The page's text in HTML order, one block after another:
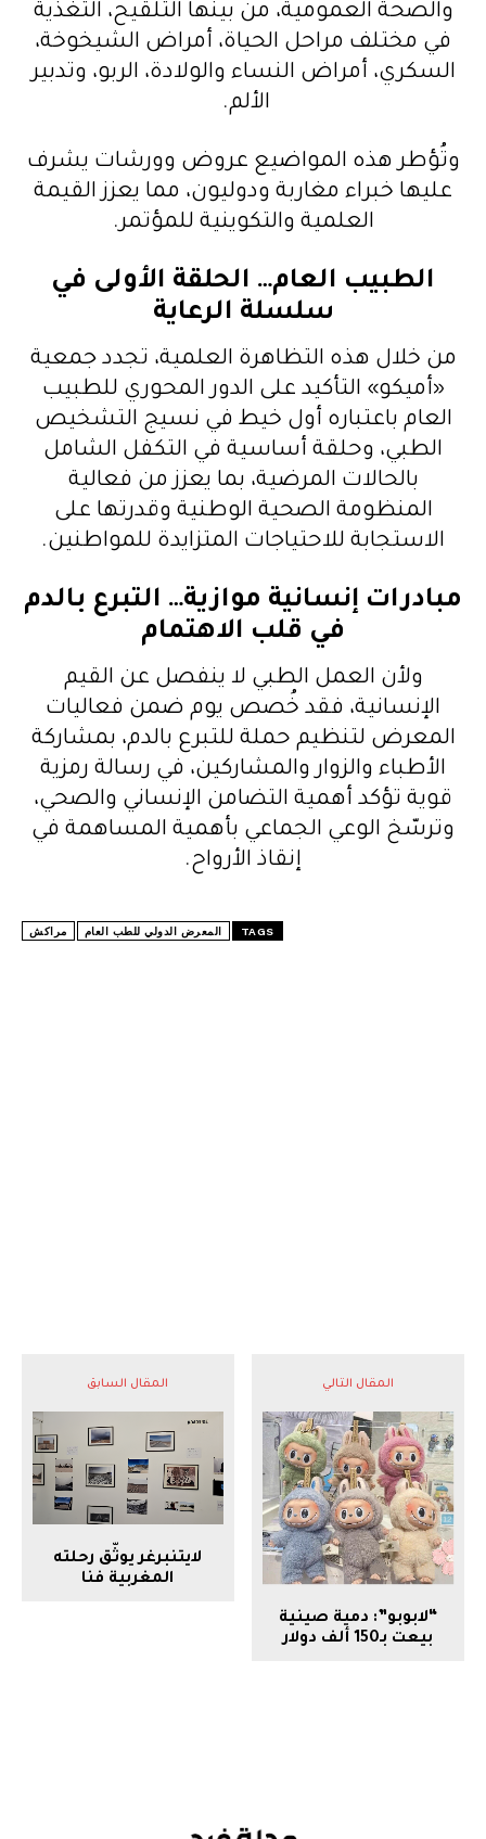
والصحة العمومية، من بينها التلقيح، التغذية
في مختلف مراحل الحياة، أمراض الشيخوخة،
السكري، أمراض النساء والولادة، الربو، وتدبير
الألم.
وتُؤطر هذه المواضيع عروض وورشات يشرف
عليها خبراء مغاربة ودوليون، مما يعزز القيمة
العلمية والتكوينية للمؤتمر.
الطبيب العام… الحلقة الأولى في
سلسلة الرعاية
من خلال هذه التظاهرة العلمية، تجدد جمعية
«أميكو» التأكيد على الدور المحوري للطبيب
العام باعتباره أول خيط في نسيج التشخيص
الطبي، وحلقة أساسية في التكفل الشامل
بالحالات المرضية، بما يعزز من فعالية
المنظومة الصحية الوطنية وقدرتها على
الاستجابة للاحتياجات المتزايدة للمواطنين.
مبادرات إنسانية موازية… التبرع بالدم
في قلب الاهتمام
ولأن العمل الطبي لا ينفصل عن القيم
الإنسانية، فقد خُصص يوم ضمن فعاليات
المعرض لتنظيم حملة للتبرع بالدم، بمشاركة
الأطباء والزوار والمشاركين، في رسالة رمزية
قوية تؤكد أهمية التضامن الإنساني والصحي،
وترسّخ الوعي الجماعي بأهمية المساهمة في
إنقاذ الأرواح.
TAGS المعرض الدولي للطب العام مراكش
المقال السابق
لايتنبرغر يوثّق رحلته
المغربية فنا
المقال التالي
“لابوبو”: دمية صينية
بيعت بـ150 ألف دولار